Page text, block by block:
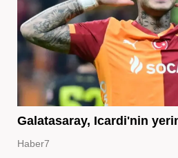
Galatasaray, Icardi'nin
Haber7